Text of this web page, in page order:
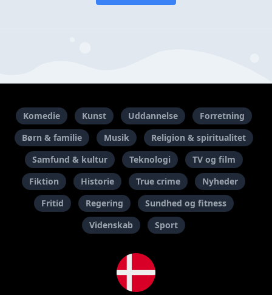
Komedie Kunst Uddannelse
Forretning
Børn & familie
Musik
Religion & spiritualitet
Samfund & kultur
Teknologi
TV og film
Fiktion
Historie True crime
Nyheder
Fritid
Regering
Sundhed og fitness
Videnskab
Sport